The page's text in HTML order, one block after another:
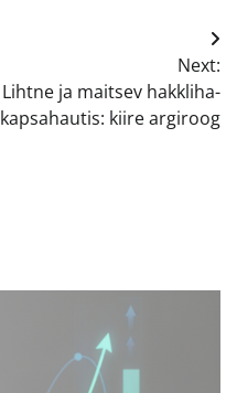
Next:
Lihtne ja maitsev hakkliha-
kapsahautis: kiire argiroog